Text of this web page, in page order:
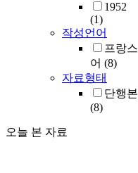
1952
(1)
작성언어
프랑스
어 (8)
자료형태
단행본
(8)
오늘 본 자료